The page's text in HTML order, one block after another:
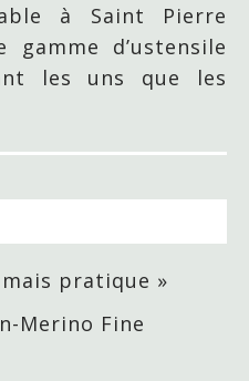
à Saint Pierre
gamme d’ustensile
les uns que les
pratique »
Merino Fine